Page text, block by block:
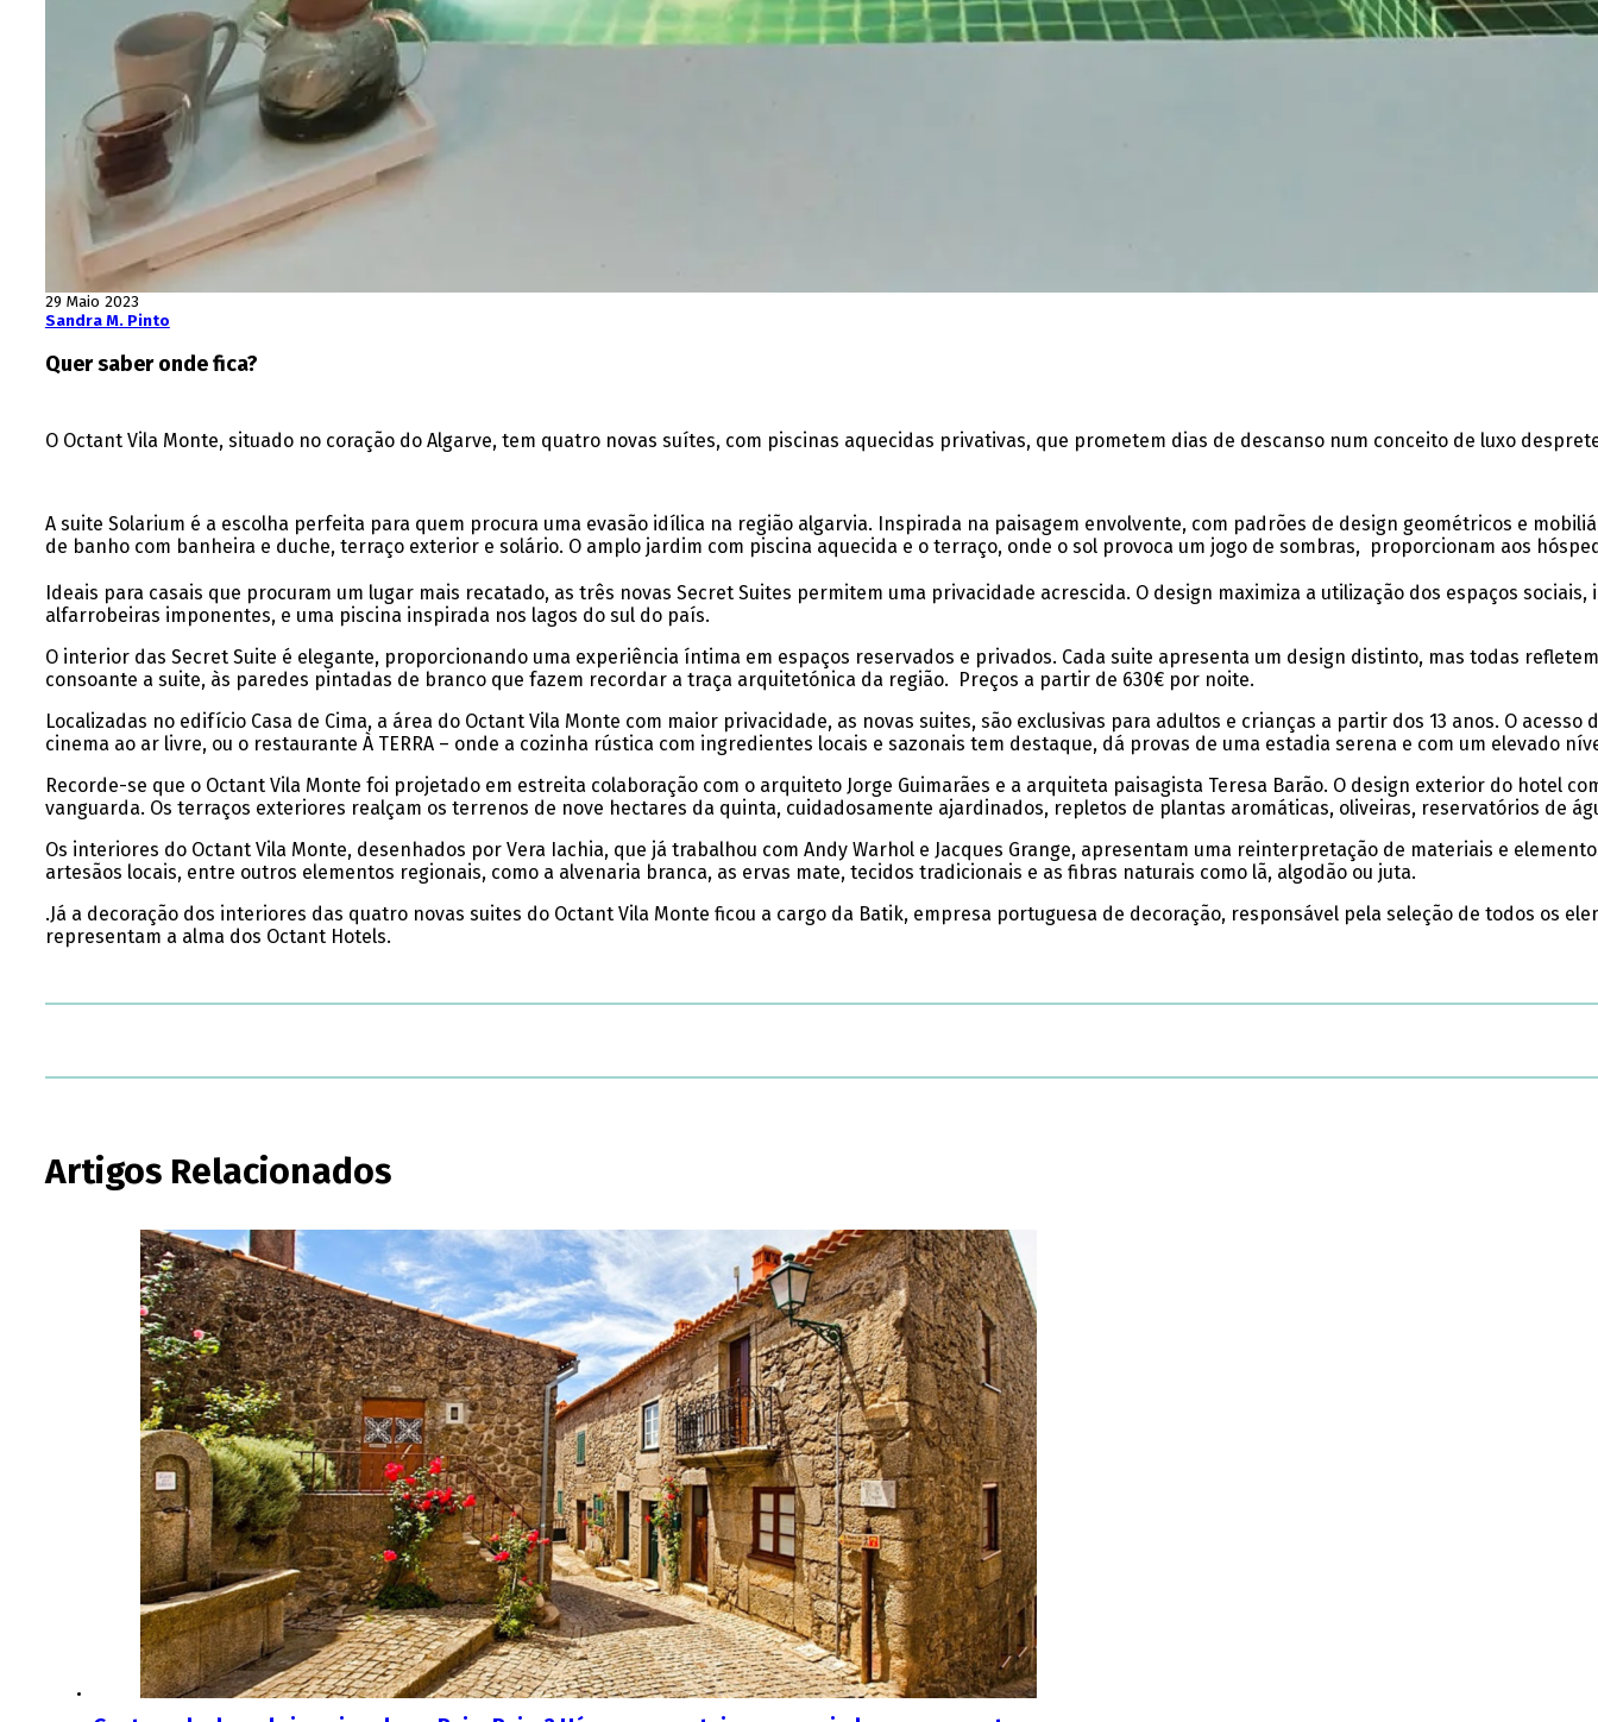
29 Maio 2023
Sandra M. Pinto
Quer saber onde fica?
O Octant Vila Monte, situado no coração do Algarve, tem quatro novas suítes, com piscinas aquecidas privativas, que prometem dias de descanso num conceito de luxo
A suite Solarium é a escolha perfeita para quem procura uma evasão idílica na região algarvia. Inspirada na paisagem envolvente, com padrões de design geométricos e
de banho com banheira e duche, terraço exterior e solário. O amplo jardim com piscina aquecida e o terraço, onde o sol provoca um jogo de sombras, proporcionam aos
Ideais para casais que procuram um lugar mais recatado, as três novas Secret Suites permitem uma privacidade acrescida. O design maximiza a utilização dos espaços
alfarrobeiras imponentes, e uma piscina inspirada nos lagos do sul do país.
O interior das Secret Suite é elegante, proporcionando uma experiência íntima em espaços reservados e privados. Cada suite apresenta um design distinto, mas todas
consoante a suite, às paredes pintadas de branco que fazem recordar a traça arquitetónica da região. Preços a partir de 630€ por noite.
Localizadas no edifício Casa de Cima, a área do Octant Vila Monte com maior privacidade, as novas suites, são exclusivas para adultos e crianças a partir dos 13 anos. O
cinema ao ar livre, ou o restaurante À TERRA – onde a cozinha rústica com ingredientes locais e sazonais tem destaque, dá provas de uma estadia serena e com um elevado
Recorde-se que o Octant Vila Monte foi projetado em estreita colaboração com o arquiteto Jorge Guimarães e a arquiteta paisagista Teresa Barão. O design exterior do hotel
vanguarda. Os terraços exteriores realçam os terrenos de nove hectares da quinta, cuidadosamente ajardinados, repletos de plantas aromáticas, oliveiras, reservatórios de
Os interiores do Octant Vila Monte, desenhados por Vera Iachia, que já trabalhou com Andy Warhol e Jacques Grange, apresentam uma reinterpretação de materiais e
artesãos locais, entre outros elementos regionais, como a alvenaria branca, as ervas mate, tecidos tradicionais e as fibras naturais como lã, algodão ou juta.
.Já a decoração dos interiores das quatro novas suites do Octant Vila Monte ficou a cargo da Batik, empresa portuguesa de decoração, responsável pela seleção de todos os
representam a alma dos Octant Hotels.
Artigos Relacionados